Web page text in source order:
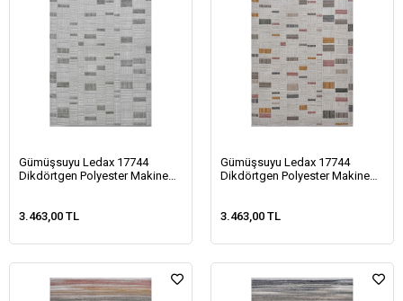
Gümüşsuyu Ledax 17744
Dikdörtgen Polyester Makine
3.463,00 TL
Gümüşsuyu Ledax 17744
Dikdörtgen Polyester Makine
3.463,00 TL